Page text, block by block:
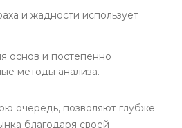
и жадности использует
основ и постепенно
методы анализа.
очередь, позволяют глубже
благодаря своей